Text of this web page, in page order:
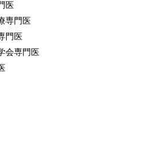
医
専門医
門医
会専門医